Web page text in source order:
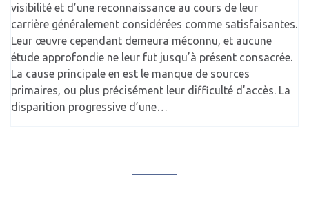
visibilité et d’une reconnaissance au cours de leur
carrière généralement considérées comme satisfaisantes.
Leur œuvre cependant demeura méconnu, et aucune
étude approfondie ne leur fut jusqu’à présent consacrée.
La cause principale en est le manque de sources
primaires, ou plus précisément leur difficulté d’accès. La
disparition progressive d’une…